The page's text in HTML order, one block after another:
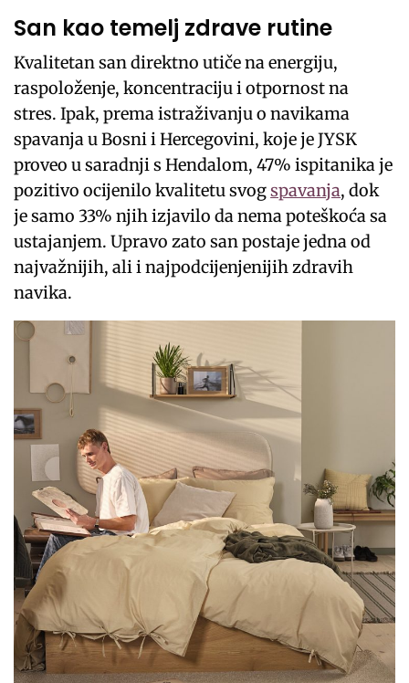
San kao temelj zdrave rutine
Kvalitetan san direktno utiče na energiju,
raspoloženje, koncentraciju i otpornost na
stres. Ipak, prema istraživanju o navikama
spavanja u Bosni i Hercegovini, koje je JYSK
proveo u saradnji s Hendalom, 47% ispitanika je
pozitivo ocijenilo kvalitetu svogspavanja, dok
je samo 33% njih izjavilo da nema poteškoća sa
ustajanjem. Upravo zato san postaje jedna od
najvažnijih, ali i najpodcijenjenijih zdravih
navika.